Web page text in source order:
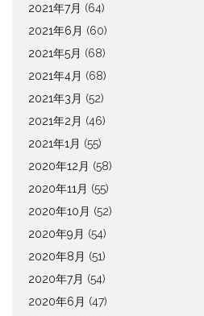
2021年7月 (64)
2021年6月 (60)
2021年5月 (68)
2021年4月 (68)
2021年3月 (52)
2021年2月 (46)
2021年1月 (55)
2020年12月 (58)
2020年11月 (55)
2020年10月 (52)
2020年9月 (54)
2020年8月 (51)
2020年7月 (54)
2020年6月 (47)